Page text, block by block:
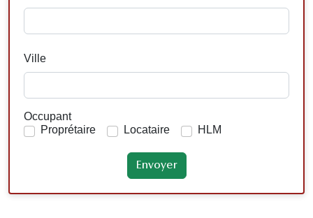
Ville
Occupant
Proprétaire
Locataire HLM